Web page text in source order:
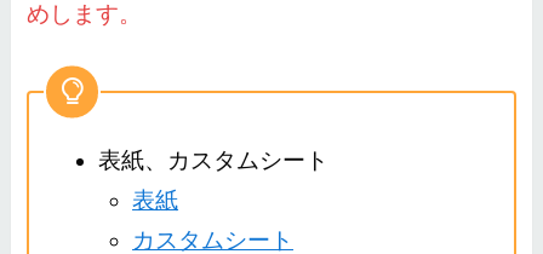
めします。
表紙、カスタムシート
表紙
カスタムシート